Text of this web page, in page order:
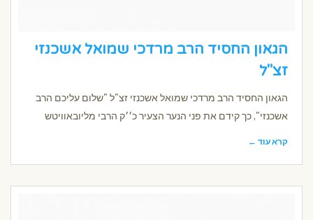
הגאון החסיד הרב מרדכי שמואל אשכנזי
זצ"ל
הגאון החסיד הרב מרדכי שמואל אשכנזי זצ"ל "שלום עליכם הרב
אשכנזי", כך קידם את פני הנער הצעיר כ׳׳ק הרבי מליובאוויטש
קרא עוד ←